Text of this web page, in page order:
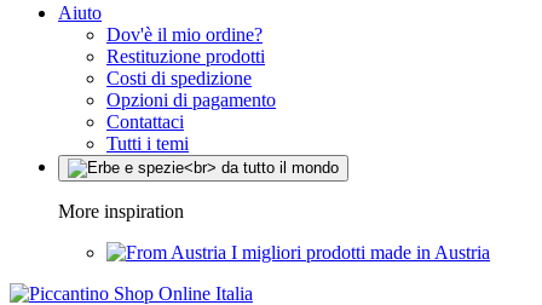
Aiuto
Dov'è il mio ordine?
Restituzione prodotti
Costi di spedizione
Opzioni di pagamento
Contattaci
Tutti i temi
More inspiration
I migliori prodotti made in Austria